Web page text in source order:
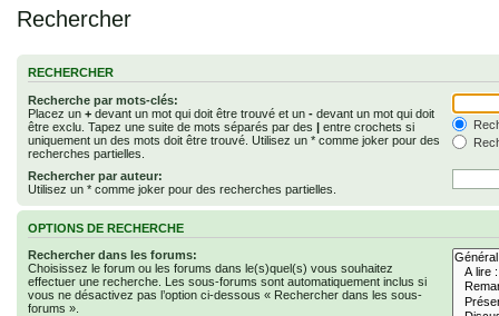
Rechercher
RECHERCHER
Recherche par mots-clés:
Placez un + devant un mot qui doit être trouvé et un - devant un mot qui doit
être exclu. Tapez une suite de mots séparés par des | entre crochets si
uniquement un des mots doit être trouvé. Utilisez un * comme joker pour des
recherches partielles.
Rechercher par auteur:
Utilisez un * comme joker pour des recherches partielles.
OPTIONS DE RECHERCHE
Rechercher dans les forums:
Choisissez le forum ou les forums dans le(s)quel(s) vous souhaitez
effectuer une recherche. Les sous-forums sont automatiquement inclus si
vous ne désactivez pas l’option ci-dessous « Rechercher dans les sous-
forums ».